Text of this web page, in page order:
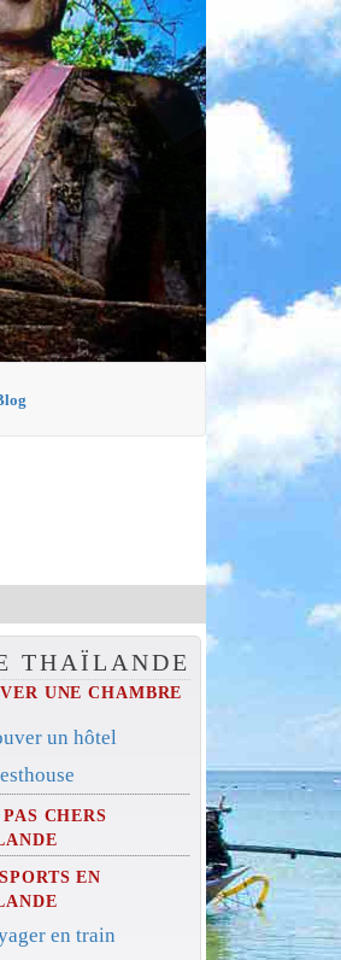
THAÏLANDE
UNE CHAMBRE
un hôtel
CHERS
EN
en train